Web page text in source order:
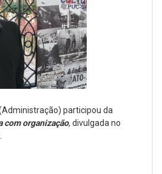
participou da
com organização, divulgada no